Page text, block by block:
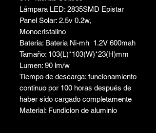
Lámpara LED: 2835SMD Epistar
Panel Solar: 2.5v 0.2w,
Monocristalino
Bateria: Bateria Ni-mh 1.2V 600mah
Tamaño: 103(L)*103(W)*23(H)mm
Lumen: 90 lm/w
Tiempo de descarga: funcionamiento
continuo por 100 horas después de
haber sido cargado completamente
Material: Fundicion de aluminio